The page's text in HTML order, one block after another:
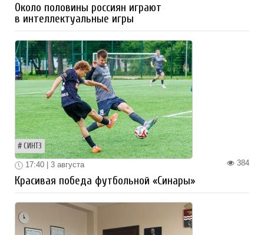
Около половины россиян играют
в интеллектуальные игры
СИНТЗ
384
17:40 | 3 августа
Красивая победа футбольной «Синары»